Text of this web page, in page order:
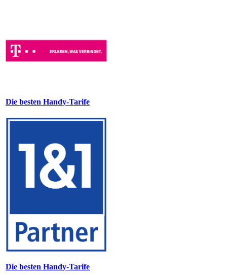
Die besten Handy-Tarife
Die besten Handy-Tarife